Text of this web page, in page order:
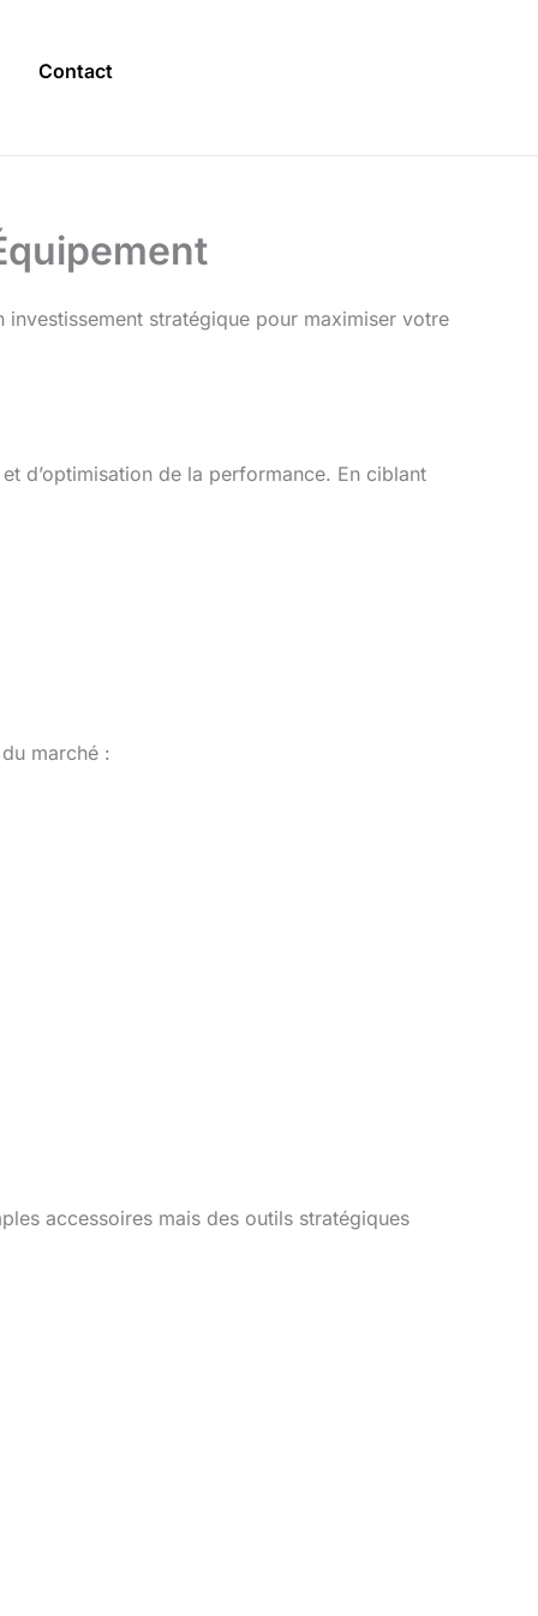
Contact
investissement stratégique pour maximiser votre
d’optimisation de la performance. En ciblant
marché :
accessoires mais des outils stratégiques